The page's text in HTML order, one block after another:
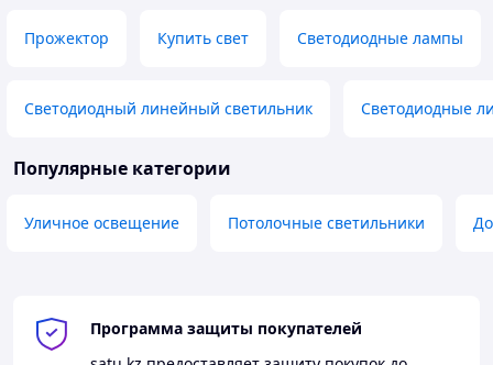
Прожектор Купить свет Светодиодные лампы
Светодиодный линейный светильник Светодиодные
Популярные категории
Уличное освещение Потолочные светильники
Программа защиты покупателей